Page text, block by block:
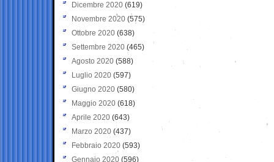
Dicembre 2020 (619)
Novembre 2020 (575)
Ottobre 2020 (638)
Settembre 2020(465)
Agosto 2020 (588)
Luglio 2020 (597)
Giugno 2020 (580)
Maggio 2020 (618)
Aprile 2020 (643)
Marzo 2020 (437)
Febbraio 2020 (593)
Gennaio 2020 (596)